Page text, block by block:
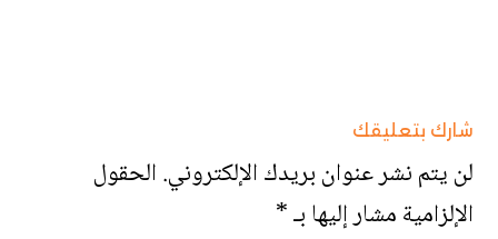
شارك بتعليقك
لن يتم نشر عنوان بريدك الإلكتروني.الحقول
الإلزامية مشار إليها بـ*